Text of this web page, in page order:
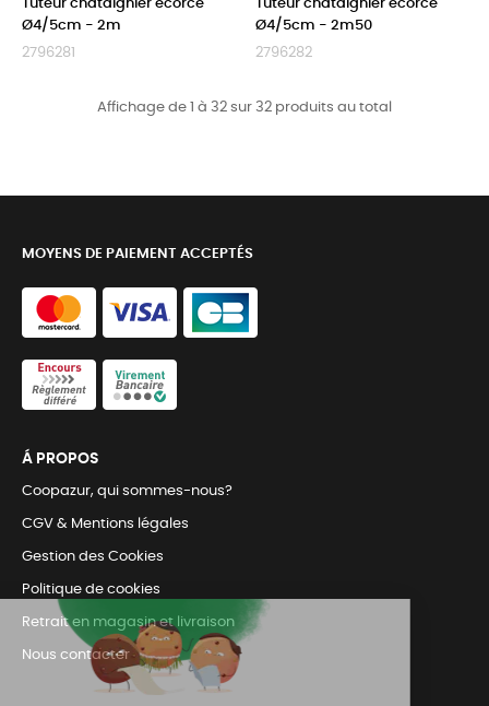
Tuteur châtaignier écorcé
Ø4/5cm - 2m
2796281
Tuteur châtaignier écorcé
Ø4/5cm - 2m50
2796282
Affichage de 1 à 32 sur 32 produits au total
MOYENS DE PAIEMENT ACCEPTÉS
Á PROPOS
Coopazur, qui sommes-nous?
CGV & Mentions légales
Gestion des Cookies
Politique de cookies
Retrait en magasin et livraison
Nous contacter